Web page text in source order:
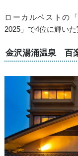
ローカルベストの
2025」で4位に輝いた
金沢湯涌温泉 百